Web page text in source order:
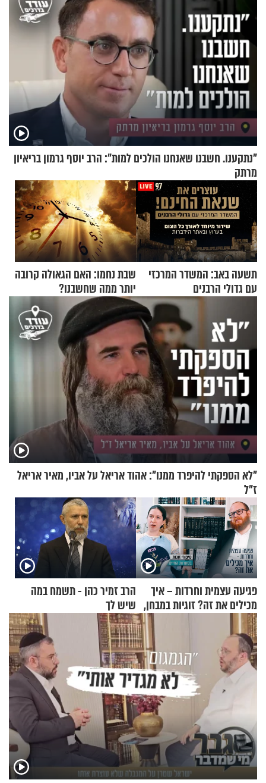
"נתקענו. חשבנו שאנחנו הולכים למות": הרב יוסף גרמון בריאיון
מרתק
תשעה באב: המשדר המרכזי
עם גדולי הרבנים
שבת נחמו: האם הגאולה קרובה
יותר ממה שחשבנו?
"לא הספקתי להיפרד ממנו": אהוד אריאל על אביו, מאיר אריאל
ז"ל
פגיעה עצמית וחרדות – איך
מכילים את זה? זוגיות במבחן,
הפעם עם יהודית ואלתר כהן
הרב זמיר כהן - תשמח במה
שיש לך